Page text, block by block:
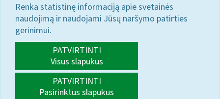
Renka statistinę informaciją apie svetainės
naudojimą ir naudojami Jūsų naršymo patirties
gerinimui.
PATVIRTINTI
Visus slapukus
PATVIRTINTI
Pasirinktus slapukus